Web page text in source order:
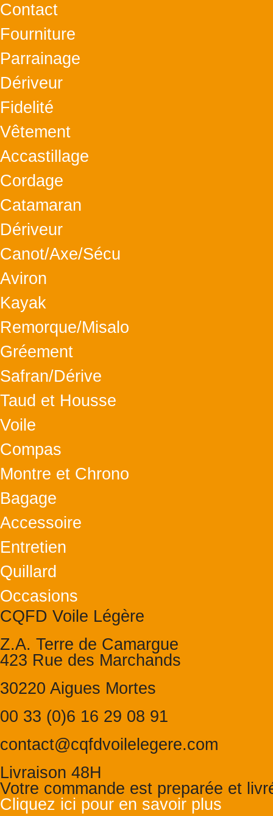
Contact
Fourniture
Parrainage
Dériveur
Fidelité
Vêtement
Accastillage
Cordage
Catamaran
Dériveur
Canot/Axe/Sécu
Aviron
Kayak
Remorque/Misalo
Gréement
Safran/Dérive
Taud et Housse
Voile
Compas
Montre et Chrono
Bagage
Accessoire
Entretien
Quillard
Occasions
CQFD Voile Légère
Z.A. Terre de Camargue
423 Rue des Marchands
30220 Aigues Mortes
00 33 (0)6 16 29 08 91
contact@cqfdvoilelegere.com
Livraison 48H
Votre commande est preparée et
Cliquez ici pour en savoir plus